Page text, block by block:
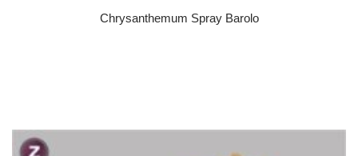
Chrysanthemum Spray Barolo